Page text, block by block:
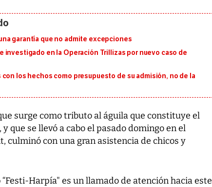
garantía que no admite excepciones
investigado en la Operación Trillizas por nuevo caso de
con los hechos como presupuesto de su admisión, no de la
surge como tributo al águila que constituye el
que se llevó a cabo el pasado domingo en el
culminó con una gran asistencia de chicos y
Harpía" es un llamado de atención hacia este
al sur de Japón, provocando una